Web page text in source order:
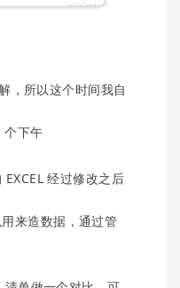
，所以这个时间我自
个下午
经过修改之后
来造数据，通过管